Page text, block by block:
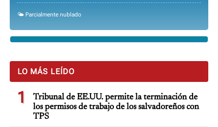
🌤️ Parcialmente nublado
LO MÁS LEÍDO
1
Tribunal de EE.UU. permite la terminación de
los permisos de trabajo de los salvadoreños con
TPS